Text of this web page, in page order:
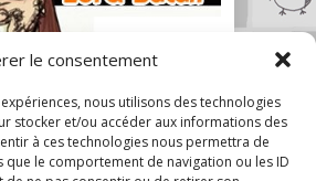
le consentement
nous utilisons des technologies
stocker et/ou accéder aux informations des
à ces technologies nous permettra de
le comportement de navigation ou les ID